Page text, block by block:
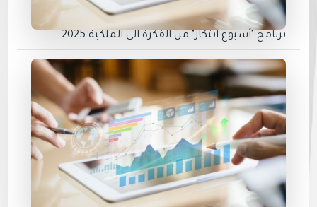
برنامج "أسبوع ابتكار" من الفكرة الى الملكية 2025